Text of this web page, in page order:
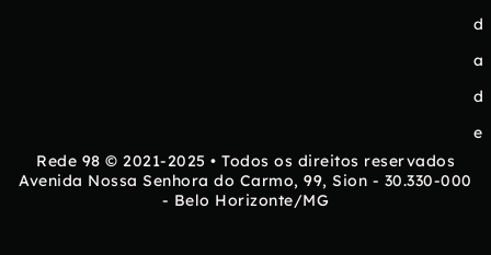
d
a
d
e
Rede 98 © 2021-2025 • Todos os direitos reservados
Avenida Nossa Senhora do Carmo, 99, Sion - 30.330-000
- Belo Horizonte/MG